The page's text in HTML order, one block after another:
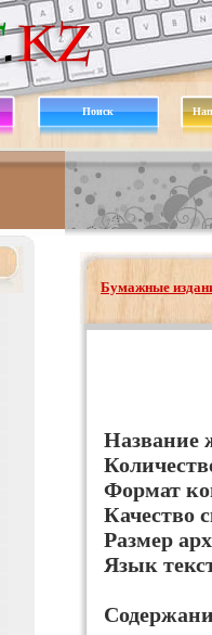
Поиск
Бумажные
Название
Формат
Качество
Размер
Язык